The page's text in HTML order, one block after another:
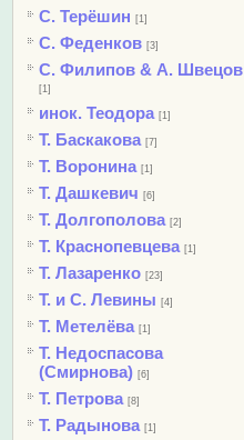
С. Терёшин [1]
С. Феденков [3]
С. Филипов & А. Швецов
[1]
инок. Теодора [1]
Т. Баскакова [7]
Т. Воронина [1]
Т. Дашкевич [6]
Т. Долгополова [2]
Т. Краснопевцева [1]
Т. Лазаренко [23]
Т. и С. Левины [4]
Т. Метелёва [1]
Т. Недоспасова
(Смирнова) [6]
Т. Петрова [8]
Т. Радынова [1]